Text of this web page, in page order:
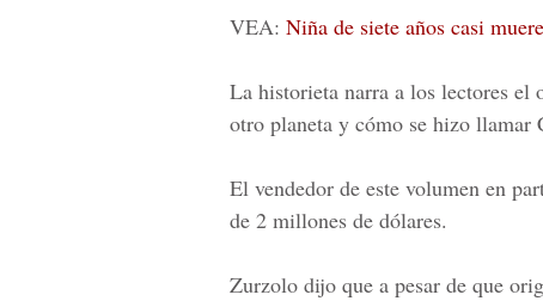
VEA: Niña de siete años casi
La historieta narra a los lectores el
otro planeta y cómo se hizo llamar
El vendedor de este volumen en
de 2 millones de dólares.
Zurzolo dijo que a pesar de que